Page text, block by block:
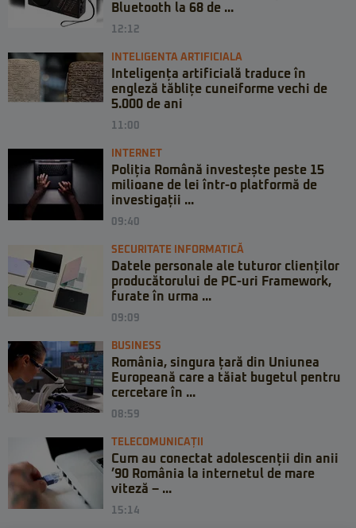
Bluetooth la 68 de ...
12:12
INTELIGENTA ARTIFICIALA
Inteligența artificială traduce în
engleză tăblițe cuneiforme vechi de
5.000 de ani
11:00
INTERNET
Poliția Română investește peste 15
milioane de lei într-o platformă de
investigații ...
09:40
SECURITATE INFORMATICĂ
Datele personale ale tuturor clienților
producătorului de PC-uri Framework,
furate în urma ...
09:09
BUSINESS
România, singura țară din Uniunea
Europeană care a tăiat bugetul pentru
cercetare în ...
08:59
TELECOMUNICAȚII
Cum au conectat adolescenții din anii
’90 România la internetul de mare
viteză – ...
15:14